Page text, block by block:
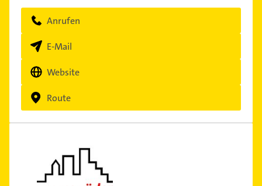
Anrufen
E-Mail
Website
Route